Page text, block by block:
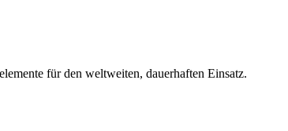
für den weltweiten, dauerhaften Einsatz.